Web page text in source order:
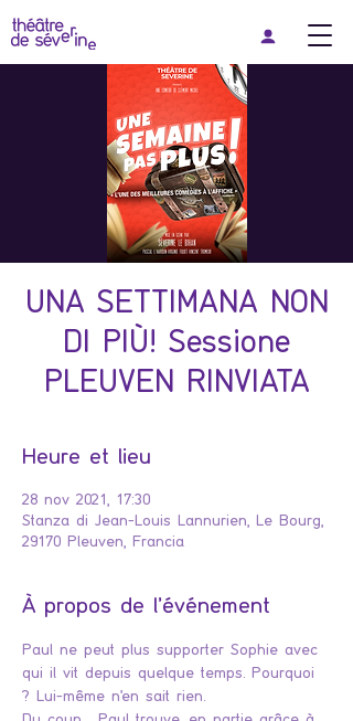
UNA SETTIMANA NON
DI PIÙ! Sessione
PLEUVEN RINVIATA
Heure et lieu
28 nov 2021, 17:30
Stanza di Jean-Louis Lannurien, Le Bourg,
29170 Pleuven, Francia
À propos de l'événement
Paul ne peut plus supporter Sophie avec
qui il vit depuis quelque temps. Pourquoi
? Lui-même n’en sait rien.